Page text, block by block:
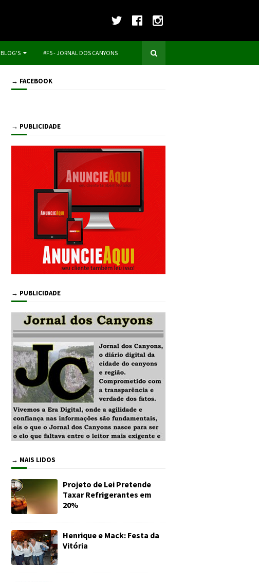
BLOG'S #F5 - JORNAL DOS CANYONS
→ FACEBOOK
→ PUBLICIDADE
→ PUBLICIDADE
→ MAIS LIDOS
Projeto de Lei Pretende
Taxar Refrigerantes em
20%
Henrique e Mack: Festa da
Vitória